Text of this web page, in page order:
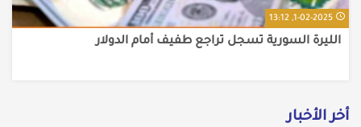
1-02-2025, 13:12
الليرة السورية تسجل تراجع طفيف أمام الدولار
أخر الأخبار